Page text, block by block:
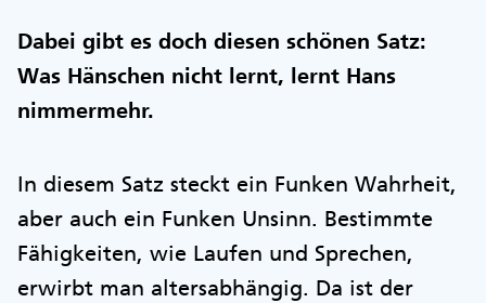
Dabei gibt es doch diesen schönen Satz:
Was Hänschen nicht lernt, lernt Hans
nimmermehr.
In diesem Satz steckt ein Funken Wahrheit,
aber auch ein Funken Unsinn. Bestimmte
Fähigkeiten, wie Laufen und Sprechen,
erwirbt man altersabhängig. Da ist der